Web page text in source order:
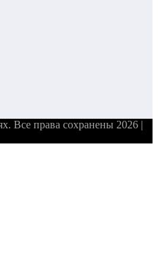
Все права сохранены 2026 |